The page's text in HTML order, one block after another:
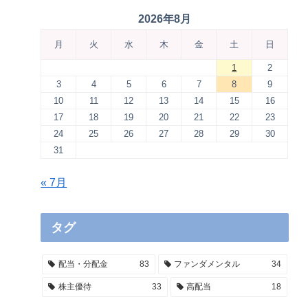
2026年8月
月 火 水 木 金 土 日
1
2
3
4 5 6 7 8
9
10
11 12 13 14 15
16
17
18 19 20 21 22
23
24
25 26 27 28 29
30
31
« 7月
タグ
配当・分配金 83 ファンダメンタル 34
株主優待 33 高配当 18